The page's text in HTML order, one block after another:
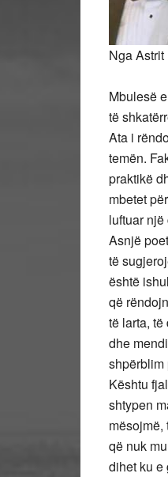
Nga
Mbulesë
të
Ata i
temën.
praktikë
mbetet
luftuar një
Asnjë
të
është
që
të larta,
dhe
shpërblim
Kështu
shtypen
që nuk
dihet ku e